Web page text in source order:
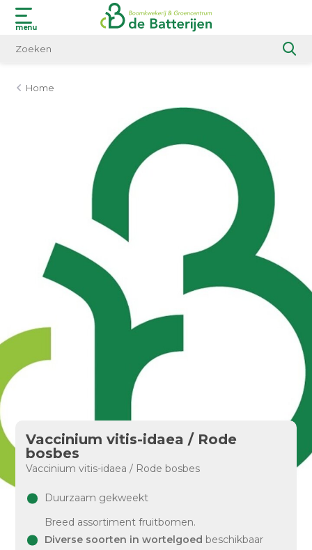
menu
Home
Vaccinium vitis-idaea / Rode
bosbes
Vaccinium vitis-idaea / Rode bosbes
Duurzaam gekweekt
Breed assortiment fruitbomen.
Diverse soorten in wortelgoed beschikbaar